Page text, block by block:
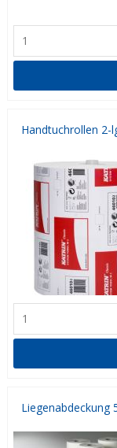
Handtuchrollen 2-
Liegenabdeckung